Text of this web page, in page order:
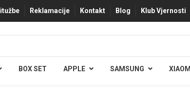
Reklamacije Kontakt Blog Klub Vjernosti
BOX SET APPLE SAMSUNG XIAOMI